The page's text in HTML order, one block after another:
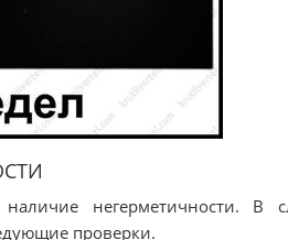
негерметичности. В
проверки.